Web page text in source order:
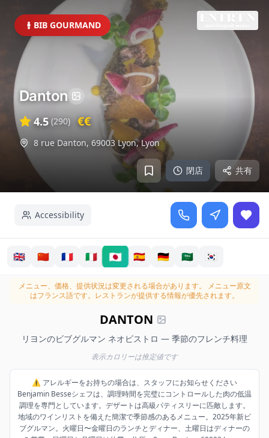
BIB GOURMAND
閉店 共有
Danton
4.5 (290) €€
8 rue Danton, 69003 Lyon,Lyon
Accessibility
🇬🇧 🇨🇳 🇫🇷 🇮🇹 🇯🇵 🇪🇸 🇩🇪 🇸🇦 🇰🇷
メニュー、価格、提供状況は変更される場合があります。
メニュー原文
はフランス語です。レストランが提供する情報が優先されます。
DANTON
リヨンのビブグルマン ネオビストロ — 季節のフレンチ料理
表示カロリーは推定値です
⚠️ アレルギーをお持ちの場合は、スタッフにお知らせください
Benjamin Besseシェフは、調理時間を完璧にコントロールした肉の低温
調理を専門としています。デザートは高級パティスリーに匹敵します。
地域のワインリストを備えた簡潔で季節感のあるメニュー。2025年新ビ
ブグルマン。火曜日〜金曜日のランチとディナー、土曜日はディナーの